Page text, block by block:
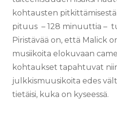
kohtausten
pituus – 128 minuuttia –
Piristävää on, että Malick
musiikoita elokuvaan
kohtaukset tapahtuvat
julkkismuusikoita edes
tietäisi, kuka on kyseessä.